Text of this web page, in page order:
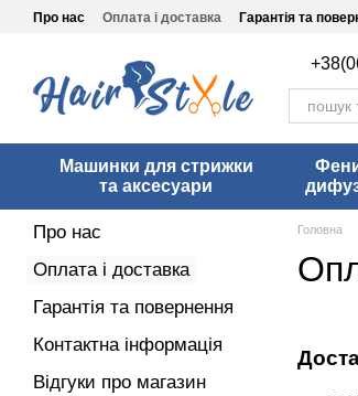
Перейти до основного контенту
Про нас Оплата і доставка Гарантія та
Машинки для стрижки
та аксесуари
Головна
Про нас
Оплата і доставка
Гарантія та повернення
Контактна інформація
Відгуки про магазин